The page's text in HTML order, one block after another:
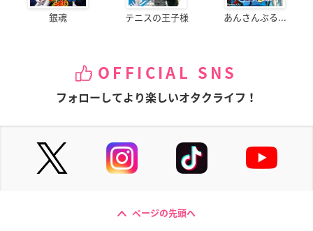
銀魂 テニスの王子様 あんさんぶる...
OFFICIAL SNS
フォローしてより楽しいオタクライフ！
ページの先頭へ